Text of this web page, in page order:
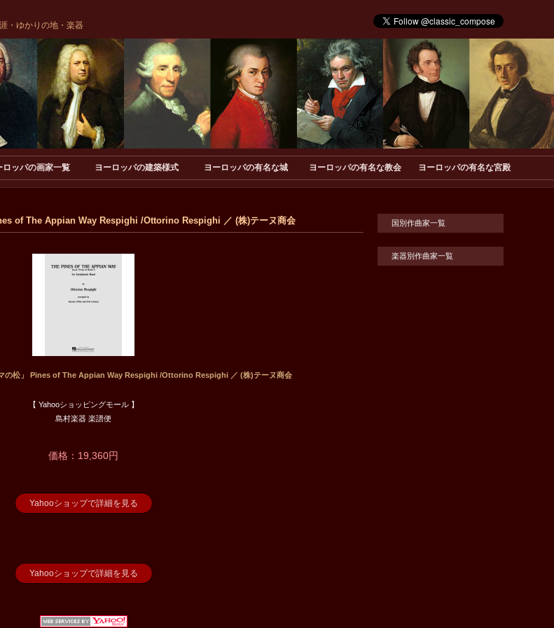
・ゆかりの地・楽器
ロッパの画家一覧 ヨーロッパの建築様式 ヨーロッパの有名な城 ヨーロッパの有名な教会 ヨーロッパの有名な宮殿
of The Appian Way Respighi /Ottorino Respighi ／ (株)テーヌ商会
の松」 Pines of The Appian Way Respighi /Ottorino Respighi ／ (株)テーヌ商会
【 Yahooショッピングモール 】
島村楽器 楽譜便
価格：19,360円
Yahooショップで詳細を見る
Yahooショップで詳細を見る
国別作曲家一覧
楽器別作曲家一覧